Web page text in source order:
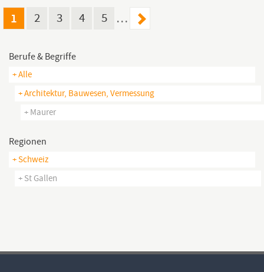
1 2 3 4 5 …
Berufe & Begriffe
+ Alle
+ Architektur, Bauwesen, Vermessung
+ Maurer
Regionen
+ Schweiz
+ St Gallen